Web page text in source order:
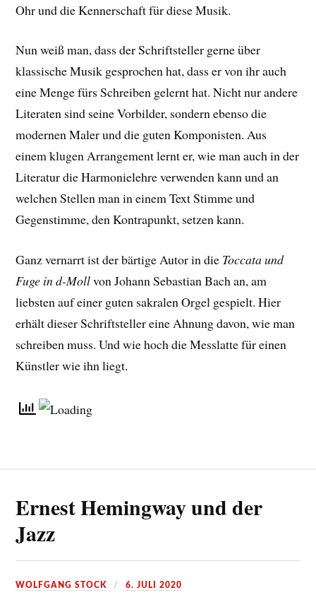
Ohr und die Kennerschaft für diese Musik.
Nun weiß man, dass der Schriftsteller gerne über
klassische Musik gesprochen hat, dass er von ihr auch
eine Menge fürs Schreiben gelernt hat. Nicht nur andere
Literaten sind seine Vorbilder, sondern ebenso die
modernen Maler und die guten Komponisten. Aus
einem klugen Arrangement lernt er, wie man auch in der
Literatur die Harmonielehre verwenden kann und an
welchen Stellen man in einem Text Stimme und
Gegenstimme, den Kontrapunkt, setzen kann.
Ganz vernarrt ist der bärtige Autor in die Toccata und
Fuge in d-Mollvon Johann Sebastian Bach an, am
liebsten auf einer guten sakralen Orgel gespielt. Hier
erhält dieser Schriftsteller eine Ahnung davon, wie man
schreiben muss. Und wie hoch die Messlatte für einen
Künstler wie ihn liegt.
Ernest Hemingway und der
Jazz
WOLFGANG STOCK 6. JULI 2020